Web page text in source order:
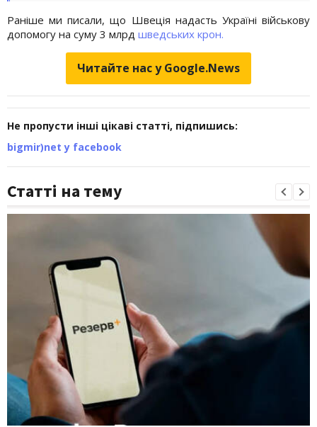
Раніше ми писали, що Швеція надасть Україні військову
допомогу на суму 3 млрд шведських крон.
Читайте нас у Google.News
Не пропусти інші цікаві статті, підпишись:
bigmir)net у facebook
Статті на тему